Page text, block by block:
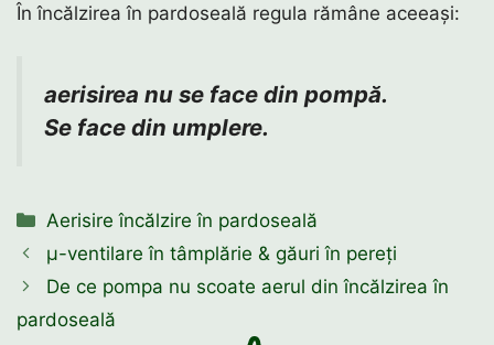
În încălzirea în pardoseală regula rămâne aceeași:
aerisirea nu se face din pompă.
Se face din umplere.
Categorii
Aerisire încălzire în pardoseală
μ-ventilare în tâmplărie & găuri în pereți
De ce pompa nu scoate aerul din încălzirea în
pardoseală